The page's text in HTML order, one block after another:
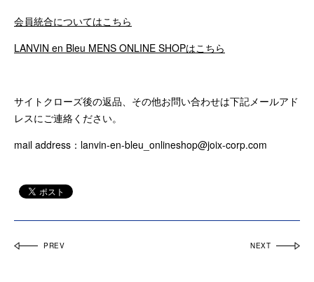
会員統合についてはこちら
LANVIN en Bleu MENS ONLINE SHOPはこちら
サイトクローズ後の返品、その他お問い合わせは下記メールアド
レスにご連絡ください。
mail address：lanvin-en-bleu_onlineshop@joix-corp.com
PREV NEXT